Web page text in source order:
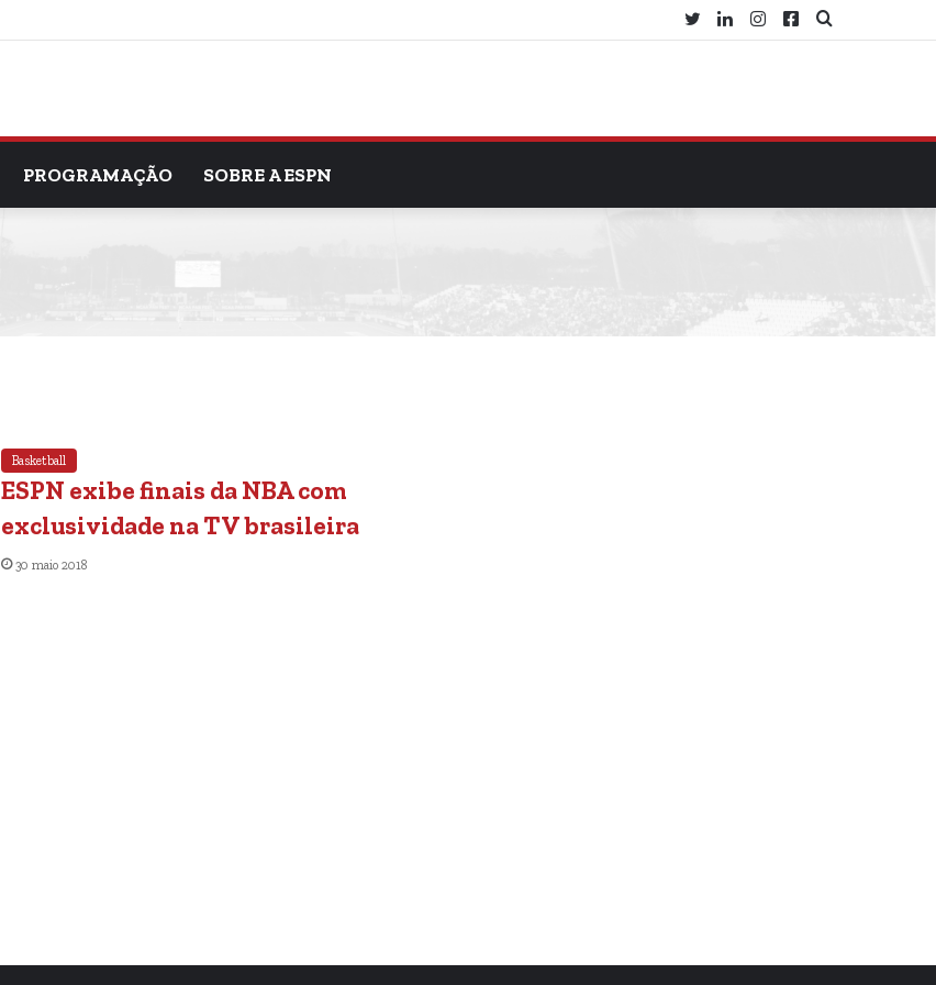
Procurar
Facebook
Instagram
Linkedin
Twitter
PROGRAMAÇÃO SOBRE A ESPN
Basketball
ESPN exibe finais da NBA com
exclusividade na TV brasileira
30 maio 2018